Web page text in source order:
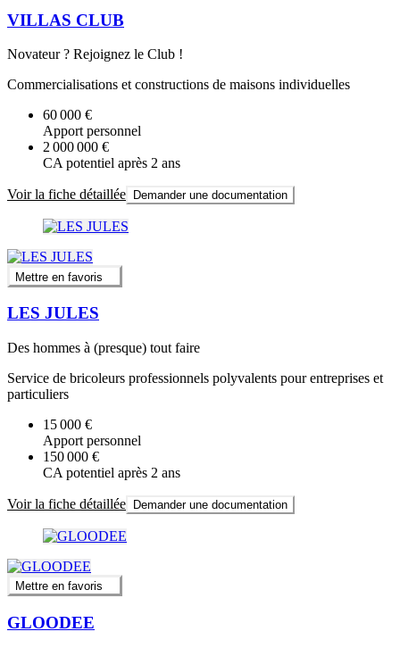
VILLAS CLUB
Novateur ? Rejoignez le Club !
Commercialisations et constructions de maisons individuelles
60 000 €
Apport personnel
2 000 000 €
CA potentiel après 2 ans
Voir la fiche détaillée Demander une documentation
Mettre en favoris
LES JULES
Des hommes à (presque) tout faire
Service de bricoleurs professionnels polyvalents pour entreprises et
particuliers
15 000 €
Apport personnel
150 000 €
CA potentiel après 2 ans
Voir la fiche détaillée Demander une documentation
Mettre en favoris
GLOODEE